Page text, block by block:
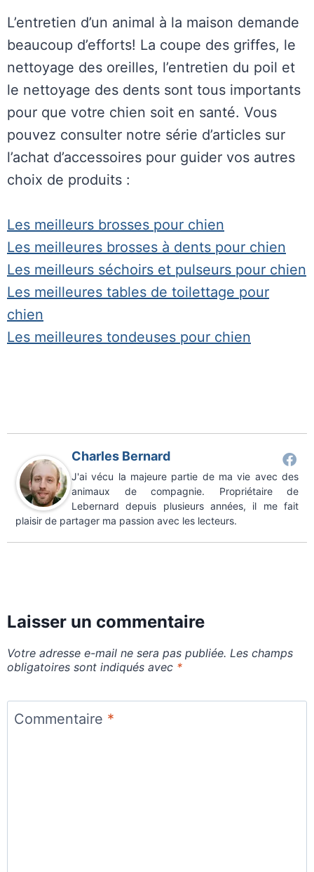
L’entretien d’un animal à la maison demande
beaucoup d’efforts! La coupe des griffes, le
nettoyage des oreilles, l’entretien du poil et
le nettoyage des dents sont tous importants
pour que votre chien soit en santé. Vous
pouvez consulter notre série d’articles sur
l’achat d’accessoires pour guider vos autres
choix de produits :
Les meilleurs brosses pour chien
Les meilleures brosses à dents pour chien
Les meilleurs séchoirs et pulseurs pour chien
Les meilleures tables de toilettage pour
chien
Les meilleures tondeuses pour chien
Charles Bernard
J'ai vécu la majeure partie de ma vie avec des
animaux de compagnie. Propriétaire de
Lebernard depuis plusieurs années, il me fait
plaisir de partager ma passion avec les lecteurs.
Laisser un commentaire
Votre adresse e-mail ne sera pas publiée. Les champs
obligatoires sont indiqués avec *
Commentaire *